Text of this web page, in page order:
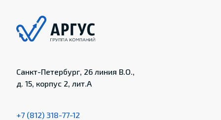
Санкт-Петербург, 26 линия В.О.,
д. 15, корпус 2, лит.А
+7 (812) 318-77-12